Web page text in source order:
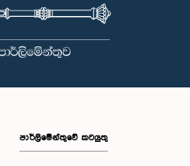
පාර්ලිමේන්තුවේ කටයුතු